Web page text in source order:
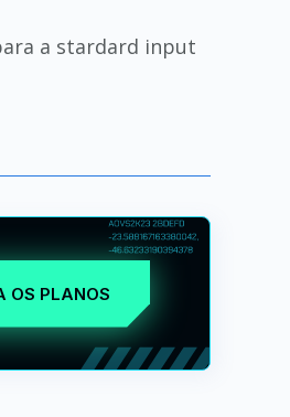
a stardard input
OS PLANOS